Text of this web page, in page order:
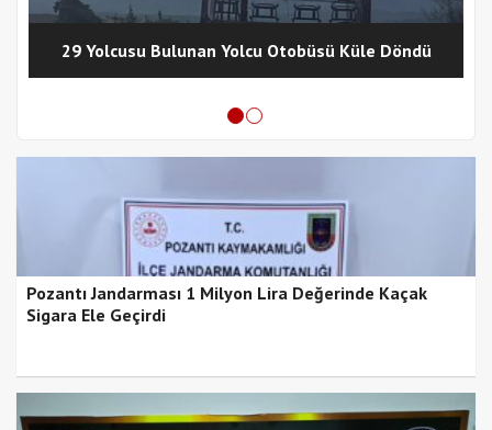
29 Yolcusu Bulunan Yolcu Otobüsü Küle Döndü
Pozantı Jandarması 1 Milyon Lira Değerinde Kaçak
Sigara Ele Geçirdi